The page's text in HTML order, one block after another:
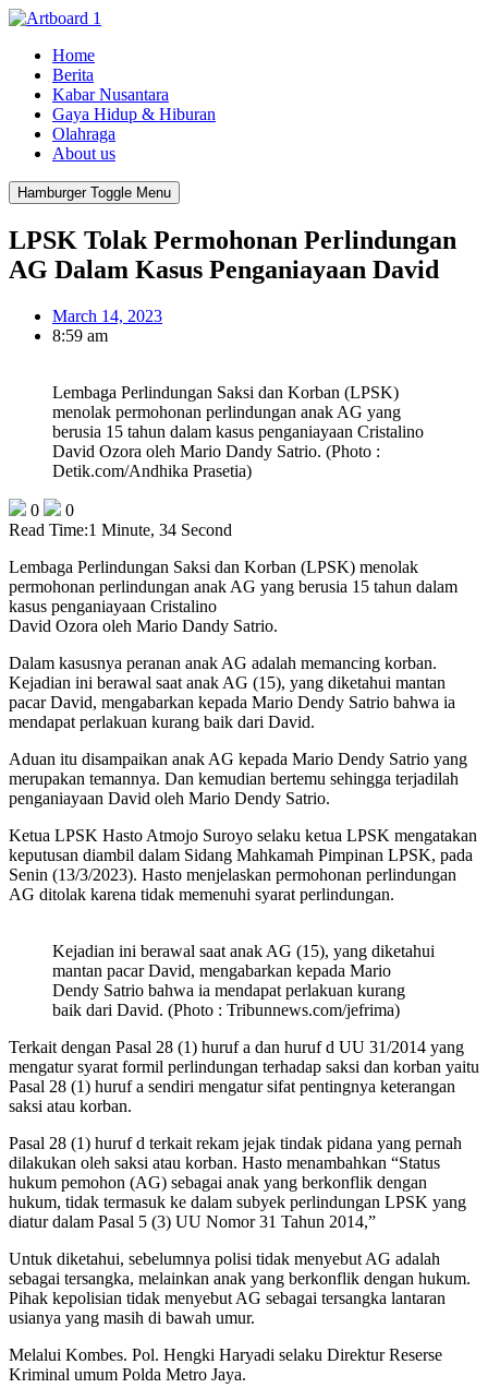
Home
Berita
Kabar Nusantara
Gaya Hidup & Hiburan
Olahraga
About us
Hamburger Toggle Menu
LPSK Tolak Permohonan Perlindungan
AG Dalam Kasus Penganiayaan David
March 14, 2023
8:59 am
Lembaga Perlindungan Saksi dan Korban (LPSK)
menolak permohonan perlindungan anak AG yang
berusia 15 tahun dalam kasus penganiayaan Cristalino
David Ozora oleh Mario Dandy Satrio. (Photo :
Detik.com/Andhika Prasetia)
0
0
Read Time:1 Minute, 34 Second
Lembaga Perlindungan Saksi dan Korban (LPSK) menolak
permohonan perlindungan anak AG yang berusia 15 tahun dalam
kasus penganiayaan Cristalino
David Ozora oleh Mario Dandy Satrio.
Dalam kasusnya peranan anak AG adalah memancing korban.
Kejadian ini berawal saat anak AG (15), yang diketahui mantan
pacar David, mengabarkan kepada Mario Dendy Satrio bahwa ia
mendapat perlakuan kurang baik dari David.
Aduan itu disampaikan anak AG kepada Mario Dendy Satrio yang
merupakan temannya. Dan kemudian bertemu sehingga terjadilah
penganiayaan David oleh Mario Dendy Satrio.
Ketua LPSK Hasto Atmojo Suroyo selaku ketua LPSK mengatakan
keputusan diambil dalam Sidang Mahkamah Pimpinan LPSK, pada
Senin (13/3/2023). Hasto menjelaskan permohonan perlindungan
AG ditolak karena tidak memenuhi syarat perlindungan.
Kejadian ini berawal saat anak AG (15), yang diketahui
mantan pacar David, mengabarkan kepada Mario
Dendy Satrio bahwa ia mendapat perlakuan kurang
baik dari David. (Photo : Tribunnews.com/jefrima)
Terkait dengan Pasal 28 (1) huruf a dan huruf d UU 31/2014 yang
mengatur syarat formil perlindungan terhadap saksi dan korban yaitu
Pasal 28 (1) huruf a sendiri mengatur sifat pentingnya keterangan
saksi atau korban.
Pasal 28 (1) huruf d terkait rekam jejak tindak pidana yang pernah
dilakukan oleh saksi atau korban. Hasto menambahkan “Status
hukum pemohon (AG) sebagai anak yang berkonflik dengan
hukum, tidak termasuk ke dalam subyek perlindungan LPSK yang
diatur dalam Pasal 5 (3) UU Nomor 31 Tahun 2014,”
Untuk diketahui, sebelumnya polisi tidak menyebut AG adalah
sebagai tersangka, melainkan anak yang berkonflik dengan hukum.
Pihak kepolisian tidak menyebut AG sebagai tersangka lantaran
usianya yang masih di bawah umur.
Melalui Kombes. Pol. Hengki Haryadi selaku Direktur Reserse
Kriminal umum Polda Metro Jaya.